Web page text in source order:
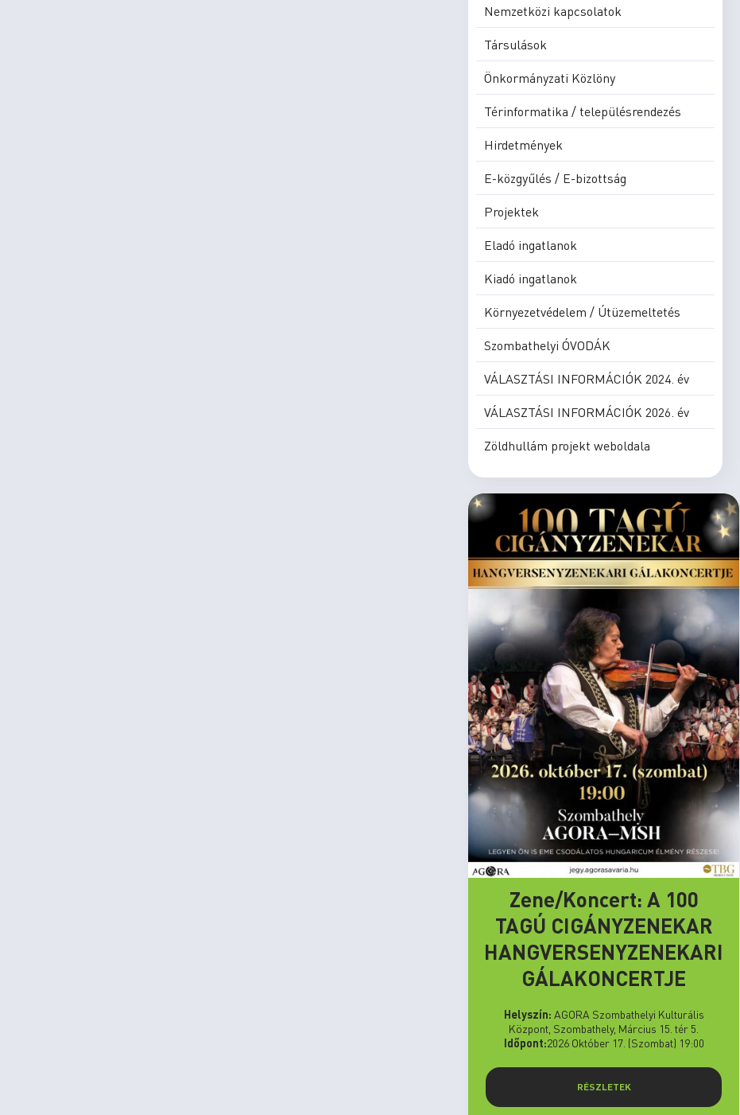
Nemzetközi kapcsolatok
Társulások
Önkormányzati Közlöny
Térinformatika / településrendezés
Hirdetmények
E-közgyűlés / E-bizottság
Projektek
Eladó ingatlanok
Kiadó ingatlanok
Környezetvédelem / Útüzemeltetés
Szombathelyi ÓVODÁK
VÁLASZTÁSI INFORMÁCIÓK 2024. év
VÁLASZTÁSI INFORMÁCIÓK 2026. év
Zöldhullám projekt weboldala
Zene/Koncert: A 100
TAGÚ CIGÁNYZENEKAR
HANGVERSENYZENEKARI
GÁLAKONCERTJE
Helyszín: AGORA Szombathelyi Kulturális
Központ, Szombathely, Március 15. tér 5.
Időpont:2026 Október 17. (Szombat) 19:00
RÉSZLETEK